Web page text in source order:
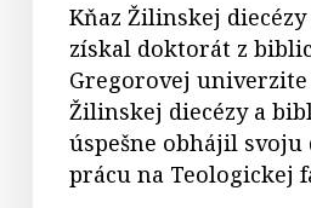
Kňaz Žilinskej diecézy
získal doktorát z
Gregorovej univerzite
Žilinskej diecézy a
úspešne obhájil svoju
prácu na Teologickej